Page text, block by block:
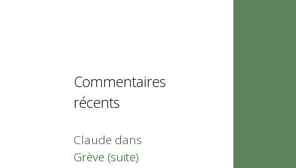
Commentaires
récents
Claude dans
Grève (suite)